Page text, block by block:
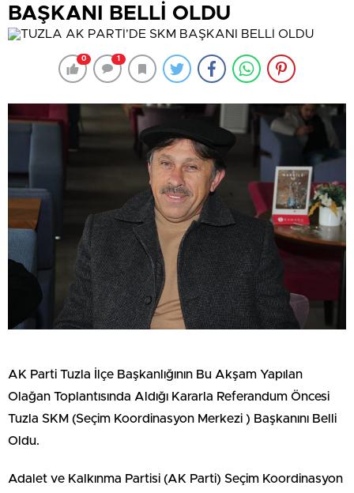
BAŞKANI BELLİ OLDU
0 1
AK Parti Tuzla İlçe Başkanlığının Bu Akşam Yapılan
Olağan Toplantısında Aldığı Kararla Referandum Öncesi
Tuzla SKM (Seçim Koordinasyon Merkezi ) Başkanını Belli
Oldu.
Adalet ve Kalkınma Partisi (AK Parti) Seçim Koordinasyon